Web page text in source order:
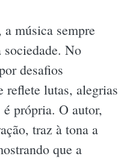
música sempre
sociedade. No
desafios
reflete lutas, alegrias
própria. O autor,
traz à tona a
que a